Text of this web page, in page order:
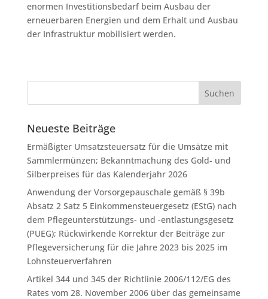
enormen Investitionsbedarf beim Ausbau der
erneuerbaren Energien und dem Erhalt und Ausbau
der Infrastruktur mobilisiert werden.
Neueste Beiträge
Ermäßigter Umsatzsteuersatz für die Umsätze mit
Sammlermünzen; Bekanntmachung des Gold- und
Silberpreises für das Kalenderjahr 2026
Anwendung der Vorsorgepauschale gemäß § 39b
Absatz 2 Satz 5 Einkommensteuergesetz (EStG) nach
dem Pflegeunterstützungs- und -entlastungsgesetz
(PUEG); Rückwirkende Korrektur der Beiträge zur
Pflegeversicherung für die Jahre 2023 bis 2025 im
Lohnsteuerverfahren
Artikel 344 und 345 der Richtlinie 2006/112/EG des
Rates vom 28. November 2006 über das gemeinsame